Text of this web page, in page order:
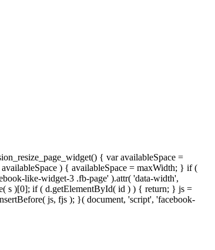
{ var availableSpace =
) { availableSpace = maxWidth; } if (
like-widget-3 .fb-page' ).attr( 'data-width',
s )[0]; if ( d.getElementById( id ) ) { return; } js =
js, fjs ); }( document, 'script', 'facebook-